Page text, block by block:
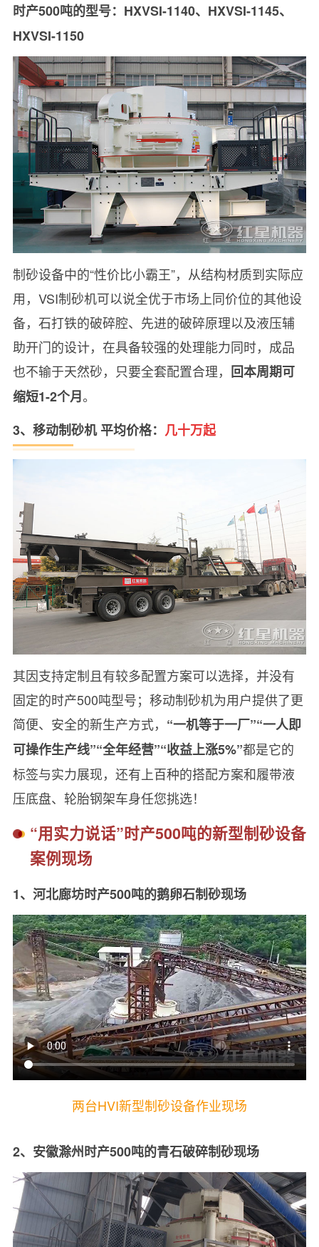
时产500吨的型号：HXVSI-1140、HXVSI-1145、
HXVSI-1150
制砂设备中的“性价比小霸王”，从结构材质到实际应
用，VSI制砂机可以说全优于市场上同价位的其他设
备，石打铁的破碎腔、先进的破碎原理以及液压辅
助开门的设计，在具备较强的处理能力同时，成品
也不输于天然砂，只要全套配置合理， 回本周期可
缩短1-2个月。
3、移动制砂机 平均价格： 几十万起
其因支持定制且有较多配置方案可以选择，并没有
固定的时产500吨型号；移动制砂机为用户提供了更
简便、安全的新生产方式， “一机等于一厂”“一人即
可操作生产线”“全年经营”“收益上涨5%”都是它的
标签与实力展现，还有上百种的搭配方案和履带液
压底盘、轮胎钢架车身任您挑选！
“用实力说话”时产500吨的新型制砂设备
案例现场
1、河北廊坊时产500吨的鹅卵石制砂现场
两台HVI新型制砂设备作业现场
2、安徽滁州时产500吨的青石破碎制砂现场